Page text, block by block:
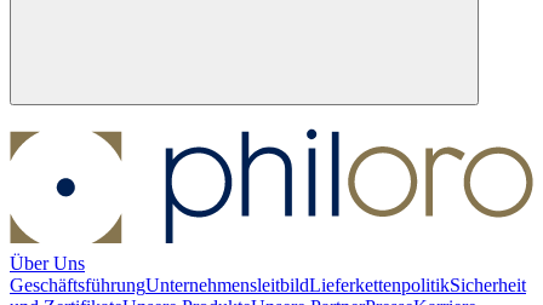
Über Uns
GeschäftsführungUnternehmensleitbildLieferkettenpolitikSicherheit